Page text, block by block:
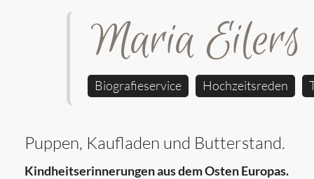
Biografieservice Hochzeitsreden
Puppen, Kaufladen und Butterstand.
Kindheitserinnerungen aus dem Osten Europas.
Maria Eilers